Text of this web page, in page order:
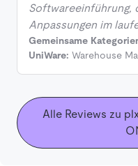
Softwareeinführung,
Anpassungen im
Gemeinsame
UniWare: Warehouse
Alle Reviews zu